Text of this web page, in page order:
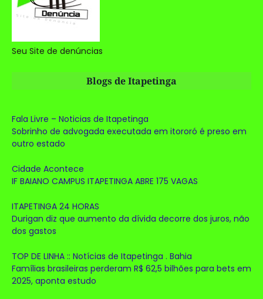
Seu Site de denúncias
Blogs de Itapetinga
Fala Livre – Noticias de Itapetinga
Sobrinho de advogada executada em itororó é preso em
outro estado
Cidade Acontece
IF BAIANO CAMPUS ITAPETINGA ABRE 175 VAGAS
ITAPETINGA 24 HORAS
Durigan diz que aumento da dívida decorre dos juros, não
dos gastos
TOP DE LINHA :: Notícias de Itapetinga . Bahia
Famílias brasileiras perderam R$ 62,5 bilhões para bets em
2025, aponta estudo